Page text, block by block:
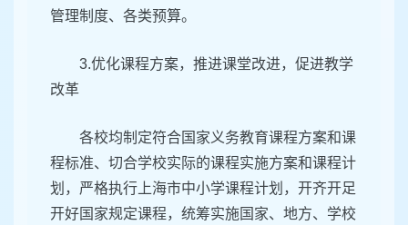
管理制度、各类预算。
3.优化课程方案，推进课堂改进，促进教学
改革
各校均制定符合国家义务教育课程方案和课
程标准、切合学校实际的课程实施方案和课程计
划，严格执行上海市中小学课程计划，开齐开足
开好国家规定课程，统筹实施国家、地方、学校